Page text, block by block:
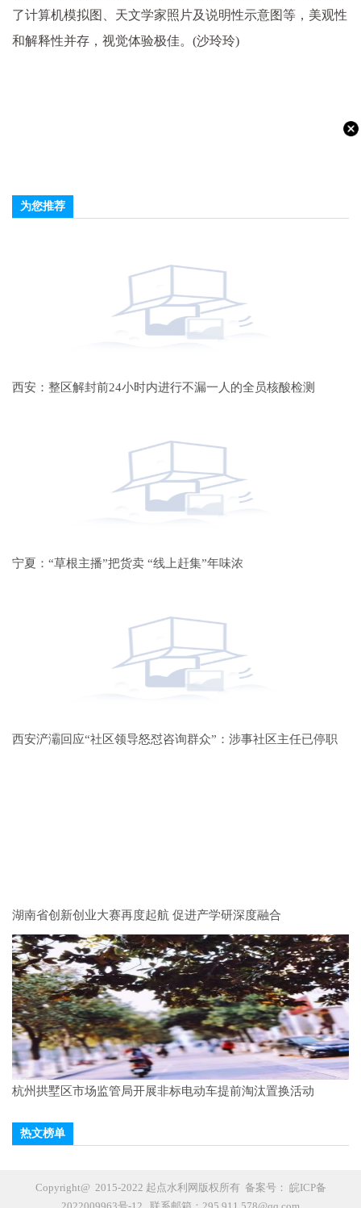
了计算机模拟图、天文学家照片及说明性示意图等，美观性
和解释性并存，视觉体验极佳。(沙玲玲)
为您推荐
西安：整区解封前24小时内进行不漏一人的全员核酸检测
宁夏：“草根主播”把货卖 “线上赶集”年味浓
西安浐灞回应“社区领导怒怼咨询群众”：涉事社区主任已停职
湖南省创新创业大赛再度起航 促进产学研深度融合
杭州拱墅区市场监管局开展非标电动车提前淘汰置换活动
热文榜单
Copyright@ 2015-2022 起点水利网版权所有 备案号： 皖ICP备